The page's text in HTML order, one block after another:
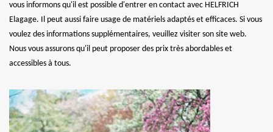
vous informons qu'il est possible d'entrer en contact avec HELFRICH
Elagage. Il peut aussi faire usage de matériels adaptés et efficaces. Si vous
voulez des informations supplémentaires, veuillez visiter son site web.
Nous vous assurons qu'il peut proposer des prix très abordables et
accessibles à tous.